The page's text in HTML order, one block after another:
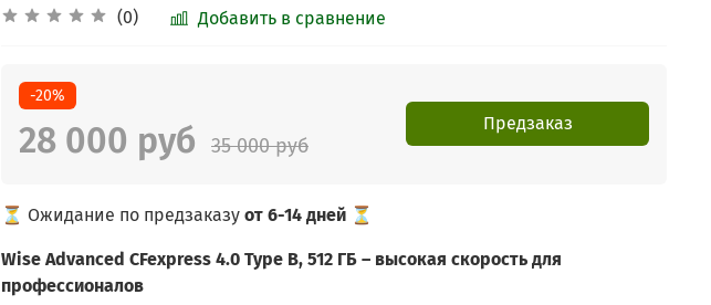
(0) Добавить в сравнение
-20%
28 000 руб 35 000 руб
Предзаказ
⏳ Ожидание по предзаказу от 6-14 дней ⏳
Wise Advanced CFexpress 4.0 Type B, 512 ГБ – высокая скорость для
профессионалов